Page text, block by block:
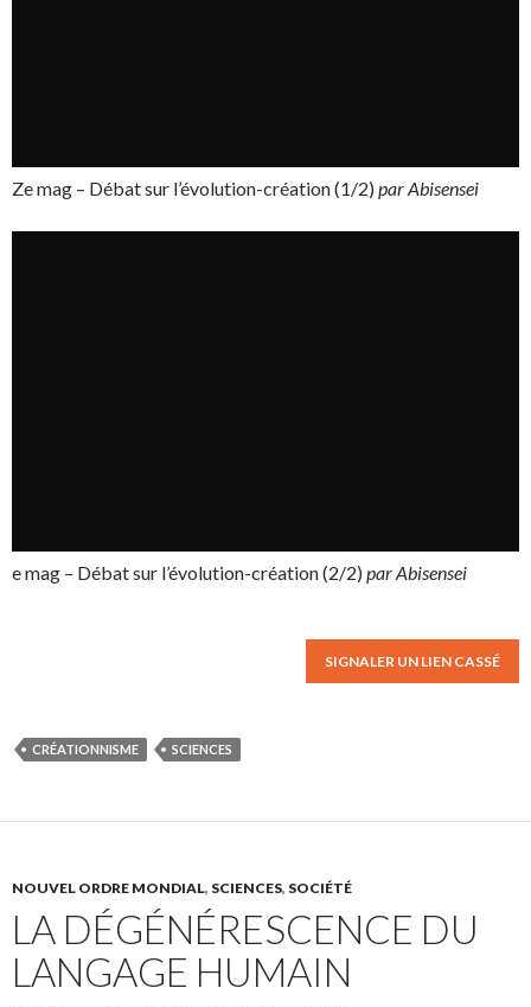
Ze mag – Débat sur l’évolution-création (1/2) par Abisensei
e mag – Débat sur l’évolution-création (2/2) par Abisensei
SIGNALER UN LIEN CASSÉ
CRÉATIONNISME SCIENCES
NOUVEL ORDRE MONDIAL, SCIENCES, SOCIÉTÉ
LA DÉGÉNÉRESCENCE DU
LANGAGE HUMAIN